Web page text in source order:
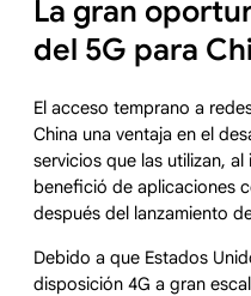
La gran
del 5G para
El acceso temprano a
China una ventaja en el
servicios que las utilizan, al
benefició de aplicaciones
después del lanzamiento
Debido a que Estados
disposición 4G a gran